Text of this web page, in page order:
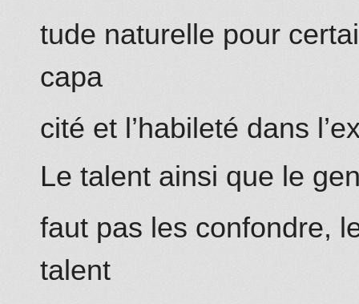
tude naturelle pour
capa
cité et l’habileté dans
Le talent ainsi que le
faut pas les confondre,
talent